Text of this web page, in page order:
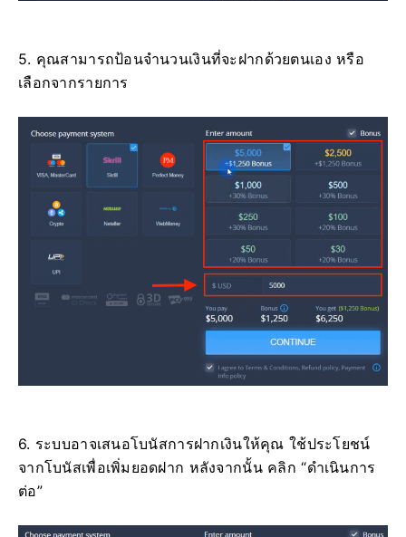
5. คุณสามารถป้อนจำนวนเงินที่จะฝากด้วยตนเอง หรือ
เลือกจากรายการ
6. ระบบอาจเสนอโบนัสการฝากเงินให้คุณ ใช้ประโยชน์
จากโบนัสเพื่อเพิ่มยอดฝาก หลังจากนั้น คลิก “ดำเนินการ
ต่อ”